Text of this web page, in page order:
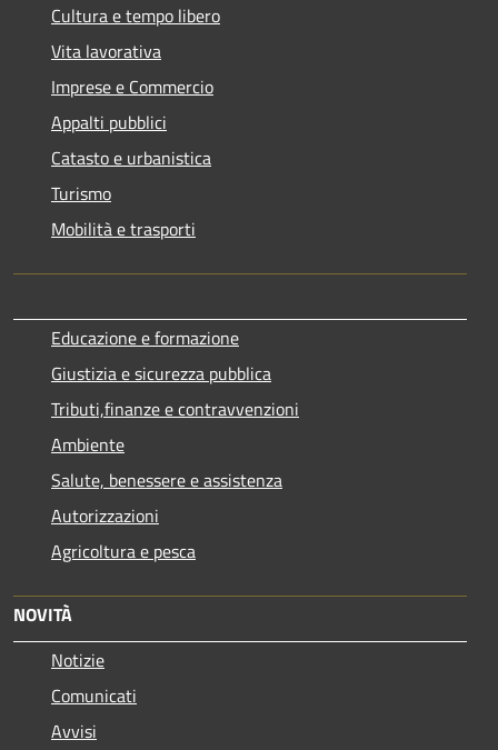
Cultura e tempo libero
Vita lavorativa
Imprese e Commercio
Appalti pubblici
Catasto e urbanistica
Turismo
Mobilità e trasporti
Educazione e formazione
Giustizia e sicurezza pubblica
Tributi,finanze e contravvenzioni
Ambiente
Salute, benessere e assistenza
Autorizzazioni
Agricoltura e pesca
NOVITÀ
Notizie
Comunicati
Avvisi